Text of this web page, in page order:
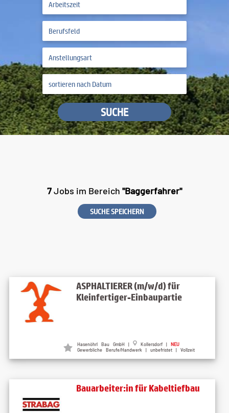
SUCHE
7Jobs im Bereich "Baggerfahrer"
SUCHE SPEICHERN
ASPHALTIERER (m/w/d) für
Kleinfertiger-Einbaupartie
Hasenöhrl Bau GmbH | Kollersdorf | NEU
Gewerbliche Berufe/Handwerk | unbefristet | Vollzeit
Bauarbeiter:in für Kabeltiefbau